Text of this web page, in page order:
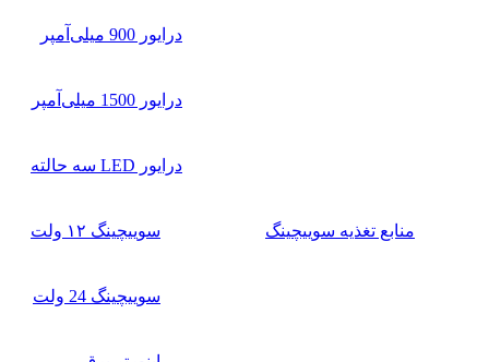
درایور 900 میلی‌آمپر
درایور 1500 میلی‌آمپر
درایور LED سه حالته
منابع تغذیه سوییچینگ سوییچینگ ۱۲ ولت
سوییچینگ 24 ولت